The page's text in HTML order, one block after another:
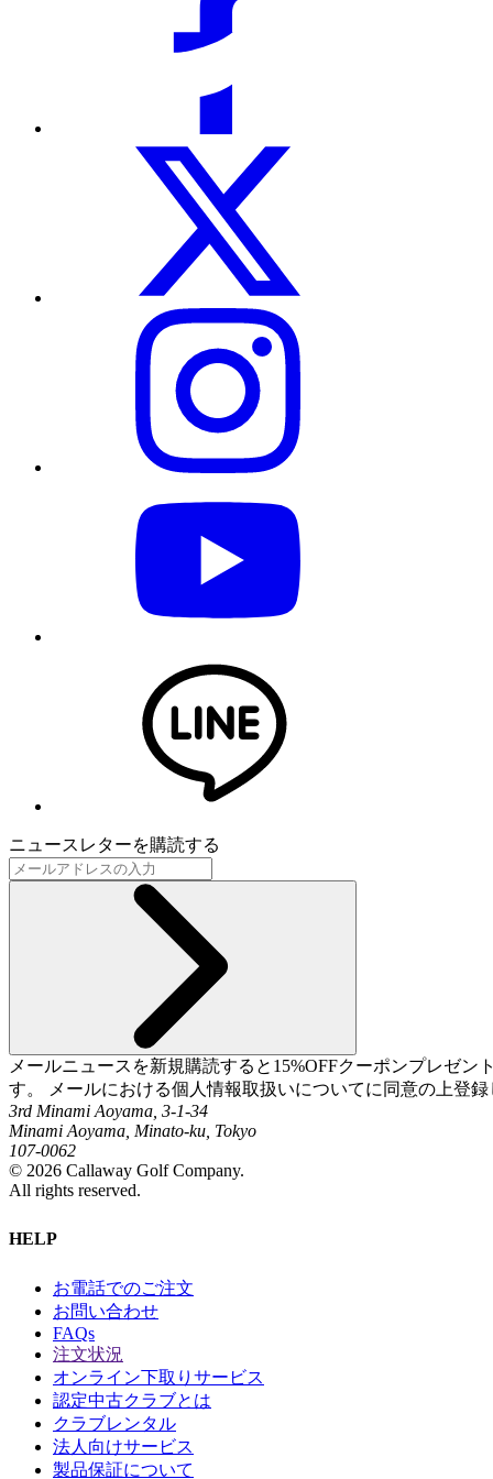
ニュースレターを購読する
メールニュースを新規購読すると15%OFFクーポンプレゼ
す。 メールにおける個人情報取扱いについてに同意の上登
3rd Minami Aoyama, 3-1-34
Minami Aoyama, Minato-ku, Tokyo
107-0062
© 2026 Callaway Golf Company.
All rights reserved.
HELP
お電話でのご注文
お問い合わせ
FAQs
注文状況
オンライン下取りサービス
認定中古クラブとは
クラブレンタル
法人向けサービス
製品保証について